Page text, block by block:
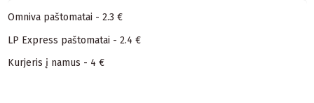
Omniva paštomatai - 2.3 €
LP Express paštomatai - 2.4 €
Kurjeris į namus - 4 €